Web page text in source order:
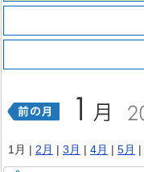
1月 | 2月 | 3月 | 4月 | 5月 |